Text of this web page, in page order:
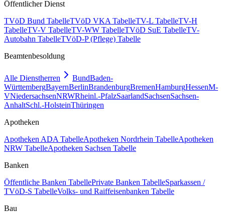
Öffentlicher Dienst
TVöD Bund TabelleTVöD VKA TabelleTV-L TabelleTV-H
TabelleTV-V TabelleTV-WW TabelleTVöD SuE TabelleTV-
Autobahn TabelleTVöD-P (Pflege) Tabelle
Beamtenbesoldung
Alle Dienstherren BundBaden-
WürttembergBayernBerlinBrandenburgBremenHamburgHessenM-
VNiedersachsenNRWRheinl.-PfalzSaarlandSachsenSachsen-
AnhaltSchl.-HolsteinThüringen
Apotheken
Apotheken ADA TabelleApotheken Nordrhein TabelleApotheken
NRW TabelleApotheken Sachsen Tabelle
Banken
Öffentliche Banken TabellePrivate Banken TabelleSparkassen /
TVöD-S TabelleVolks- und Raiffeisenbanken Tabelle
Bau